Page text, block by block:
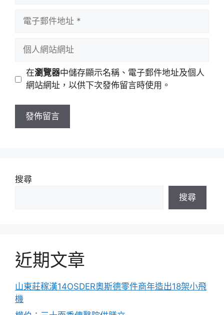
址
站
址
在瀏覽器中儲存顯示名稱、電子郵件地址及個人
網站網址，以供下次發佈留言時使用。
搜尋
搜尋
近期文章
山東莊稼漢14OSDER奧斯德零件商年造出18架小飛
機